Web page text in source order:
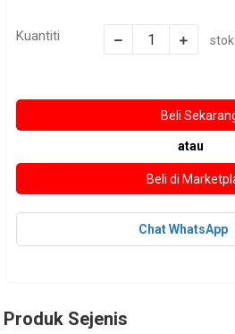
Kuantiti stok
atau
Chat WhatsApp
Produk Sejenis